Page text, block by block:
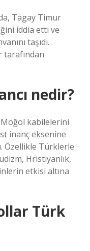
Tagay Timur
iddia etti ve
taşıdı.
tarafından
nedir?
Moğol kabilelerini
inanç eksenine
Özellikle Türklerle
Hristiyanlık,
etkisi altına
Türk